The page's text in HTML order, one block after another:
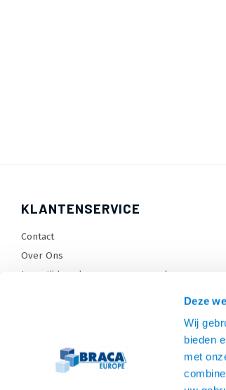
Deze
Wij
bieden
met
KLANTENSERVICE
Contact
Over Ons
Levertijden, dagen en voorwaarden
Betaalmethodes en voorwaarden
Privacy policy